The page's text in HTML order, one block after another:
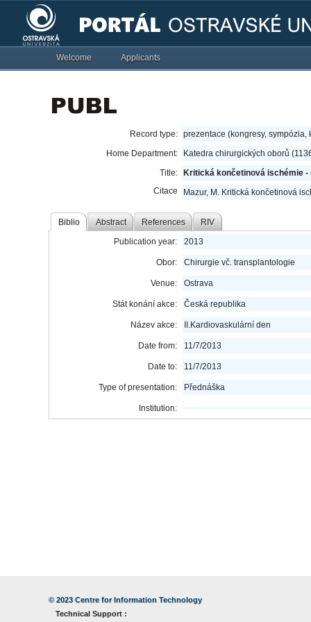
Welcome Applicants
Record type: prezentace (kongresy, sympózia,
Home Department:
Katedra chirurgických oborů
Title:
Kritická končetinová ischémie
Citace
Mazur, M. Kritická končetinová
Biblio Abstract References RIV
Publication year: 2013
Obor: Chirurgie vč. transplantologie
Venue: Ostrava
Stát konání akce: Česká republika
Název akce: II.Kardiovaskulární den
Date from: 11/7/2013
Date to: 11/7/2013
Type of presentation: Přednáška
Institution:
© 2023 Centre for Information Technology
Technical Support :